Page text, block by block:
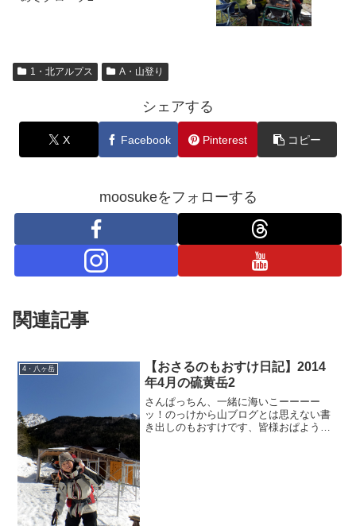
1・北アルプス A・山登り
シェアする
X Facebook Pinterest コピー
moosukeをフォローする
関連記事
4・八ヶ岳
【おさるのもおすけ日記】2014
年4月の硫黄岳2
さんぱっちん、一緒に海いこーーーー
ッ！のっけから山ブログとは思えない書
き出しのもおすけです、皆様おぱようご